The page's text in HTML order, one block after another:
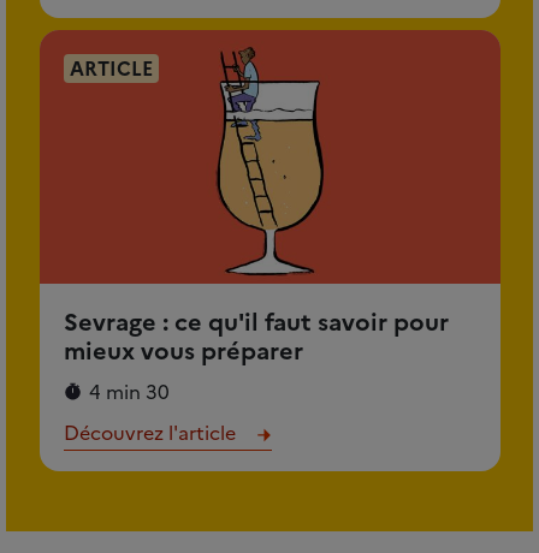
ARTICLE
Sevrage : ce qu'il faut savoir pour
mieux vous préparer
4 min 30
Découvrez l'article